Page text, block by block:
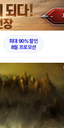
최대 90% 할인
8월 프로모션